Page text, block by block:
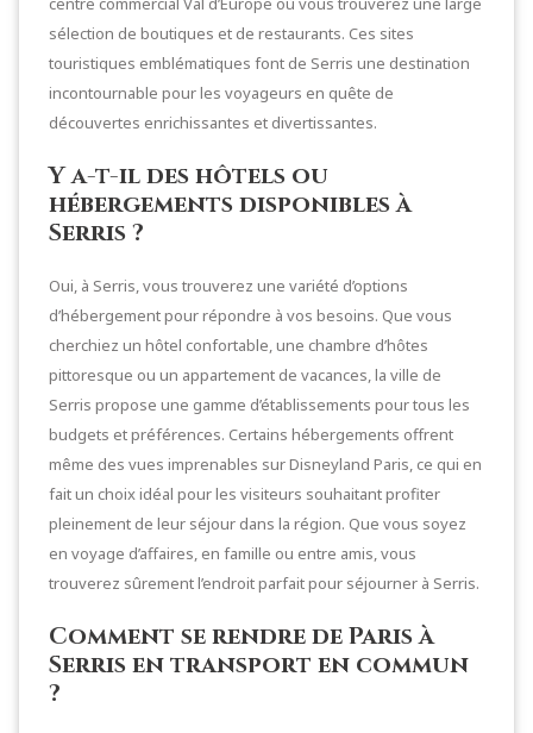
sélection de boutiques et de restaurants. Ces sites
touristiques emblématiques font de Serris une destination
incontournable pour les voyageurs en quête de
découvertes enrichissantes et divertissantes.
Y a-t-il des hôtels ou
hébergements disponibles à
Serris ?
Oui, à Serris, vous trouverez une variété d’options
d’hébergement pour répondre à vos besoins. Que vous
cherchiez un hôtel confortable, une chambre d’hôtes
pittoresque ou un appartement de vacances, la ville de
Serris propose une gamme d’établissements pour tous les
budgets et préférences. Certains hébergements offrent
même des vues imprenables sur Disneyland Paris, ce qui en
fait un choix idéal pour les visiteurs souhaitant profiter
pleinement de leur séjour dans la région. Que vous soyez
en voyage d’affaires, en famille ou entre amis, vous
trouverez sûrement l’endroit parfait pour séjourner à Serris.
Comment se rendre de Paris à
Serris en transport en commun
?